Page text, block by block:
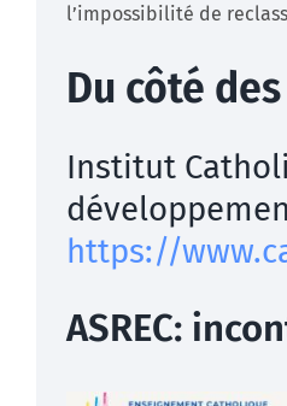
l’impossibilité de
Du côté des
Institut
https://
ASREC: